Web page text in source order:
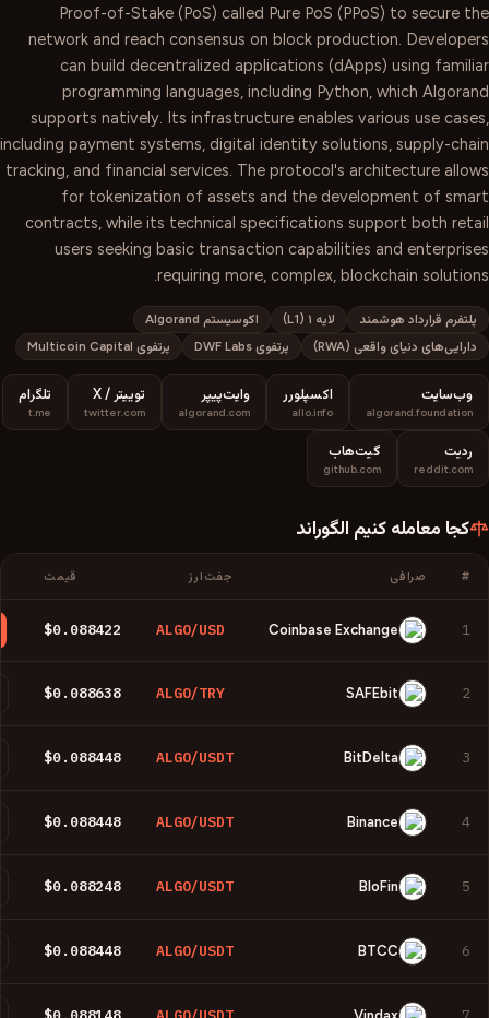
Proof-of-Stake (PoS) called Pure PoS (PPoS) to secure the
network and reach consensus on block production. Developers
can build decentralized applications (dApps) using familiar
programming languages, including Python, which Algorand
supports natively. Its infrastructure enables various use cases,
including payment systems, digital identity solutions, supply-chain
tracking, and financial services. The protocol's architecture allows
for tokenization of assets and the development of smart
contracts, while its technical specifications support both retail
users seeking basic transaction capabilities and enterprises
requiring more, complex, blockchain solutions.
پلتفرم قرارداد هوشمند لایه ۱ (L1)
اکوسیستم Algorand
دارایی‌های دنیای واقعی (RWA)
پرتفوی DWF Labs پرتفوی Multicoin Capital
وب‌سایت
algorand.foundation
اکسپلورر
allo.info
وایت‌پیپر
algorand.com
توییتر / X
twitter.com
تلگرام
t.me
ردیت
reddit.com
گیت‌هاب
github.com
کجا معامله کنیم الگوراند
# صرافی جفت‌ارز قیمت
1
Coinbase Exchange
ALGO/USD
$0.088422
2
SAFEbit
ALGO/TRY
$0.088638
3
BitDelta
ALGO/USDT
$0.088448
4
Binance
ALGO/USDT
$0.088448
5
BloFin
ALGO/USDT
$0.088248
6
BTCC
ALGO/USDT
$0.088448